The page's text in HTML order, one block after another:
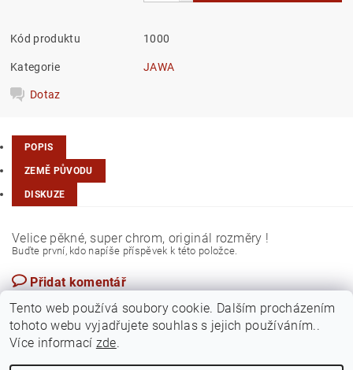
Kód produktu 1000
Kategorie JAWA
Dotaz
POPIS
ZEMĚ PŮVODU
DISKUZE
Velice pěkné, super chrom, originál rozměry !
Buďte první, kdo napíše příspěvek k této položce.
Přidat komentář
Tento web používá soubory cookie. Dalším procházením
tohoto webu vyjadřujete souhlas s jejich používáním..
Více informací zde.